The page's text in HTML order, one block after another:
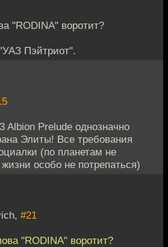
"RODINA" воротит?
Пэйтриот".
Albion Prelude однозначно
Элиты! Все требования
(по планетам не
особо не потрепаться)
#21
"RODINA" воротит?